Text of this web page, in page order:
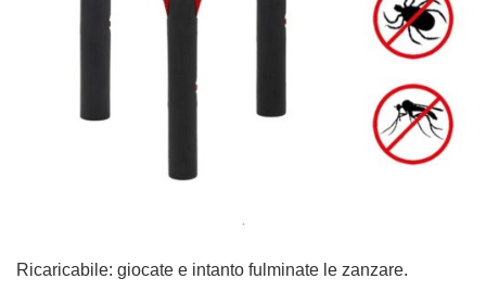
.
Ricaricabile: giocate e intanto fulminate le zanzare.